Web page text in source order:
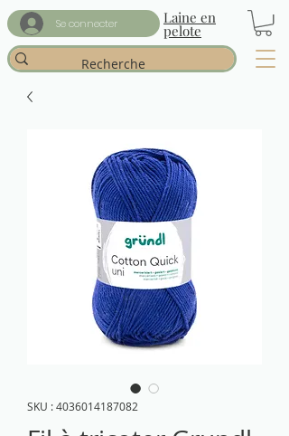
Se connecter Laine en
pelote
SKU : 4036014187082